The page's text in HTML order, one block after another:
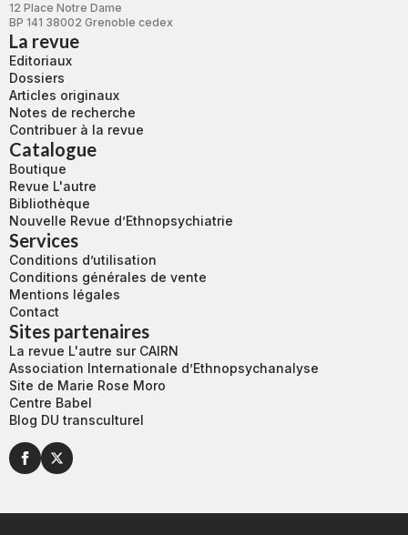
12 Place Notre Dame
BP 141 38002 Grenoble cedex
La revue
Editoriaux
Dossiers
Articles originaux
Notes de recherche
Contribuer à la revue
Catalogue
Boutique
Revue L'autre
Bibliothèque
Nouvelle Revue d’Ethnopsychiatrie
Services
Conditions d’utilisation
Conditions générales de vente
Mentions légales
Contact
Sites partenaires
La revue L'autre sur CAIRN
Association Internationale d’Ethnopsychanalyse
Site de Marie Rose Moro
Centre Babel
Blog DU transculturel